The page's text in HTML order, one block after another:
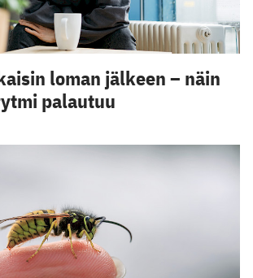
loman jälkeen – näin
palautuu